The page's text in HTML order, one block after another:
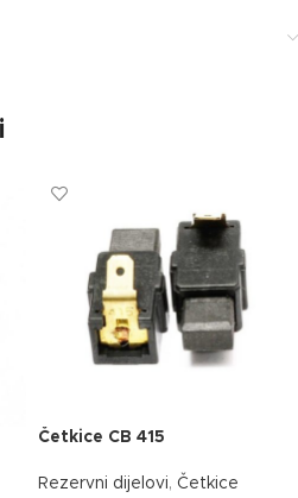
Četkice CB 415
Rezervni dijelovi, Četkice